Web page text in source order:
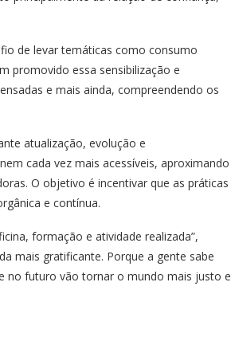
de levar temáticas como consumo
promovido essa sensibilização e
e mais ainda, compreendendo os
atualização, evolução e
cada vez mais acessíveis, aproximando
O objetivo é incentivar que as práticas
e contínua.
formação e atividade realizada”,
mais gratificante. Porque a gente sabe
no futuro vão tornar o mundo mais justo e